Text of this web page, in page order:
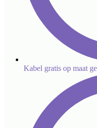
Kabel gratis op maat